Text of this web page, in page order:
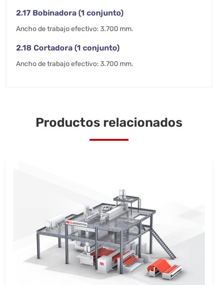
2.17 Bobinadora (1 conjunto)
Ancho de trabajo efectivo: 3.700 mm.
2.18 Cortadora (1 conjunto)
Ancho de trabajo efectivo: 3.700 mm.
Productos relacionados